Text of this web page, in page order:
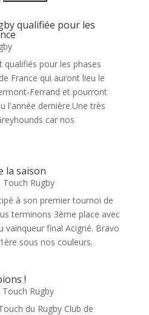
qualifiée pour les
qualifiés pour les phases
France qui auront lieu le
Ferrand et pourront
l'année dernière.Une très
car nos
la saison
Touch Rugby
à son premier tournoi de
terminons 3ème place avec
vainqueur final Acigné. Bravo
sous nos couleurs.
!
Touch Rugby
du Rugby Club de